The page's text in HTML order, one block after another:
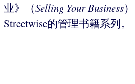
业》（Selling YourBusiness
Streetwise的管理书籍系列。